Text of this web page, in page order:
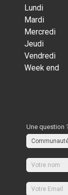
Lundi
Mardi
Mercredi
Jeudi
Vendredi
Week end
Une question